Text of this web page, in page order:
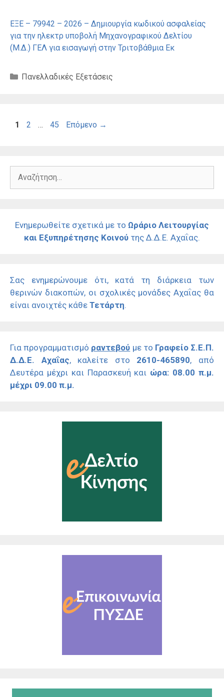
ΕΞΕ – 79942 – 2026 – Δημιουργία κωδικού ασφαλείας
για την ηλεκτρ υποβολή Μηχανογραφικού Δελτίου
(Μ.Δ.) ΓΕΛ για εισαγωγή στην Τριτοβάθμια Εκ
Κατηγορίες
Πανελλαδικές Εξετάσεις
Σελίδα
1 Σελίδα
2 … Σελίδα
45 Επόμενο →
Αναζήτηση
Ενημερωθείτε σχετικά με το Ωράριο Λειτουργίας
και Εξυπηρέτησης Κοινού της Δ.Δ.Ε. Αχαΐας.
Σας ενημερώνουμε ότι, κατά τη διάρκεια των
θερινών διακοπών, οι σχολικές μονάδες Αχαΐας θα
είναι ανοιχτές κάθε Τετάρτη.
Για προγραμματισμό ραντεβού με το Γραφείο Σ.Ε.Π.
Δ.Δ.Ε. Αχαΐας, καλείτε στο 2610-465890, από
Δευτέρα μέχρι και Παρασκευή και ώρα: 08.00 π.μ.
μέχρι 09.00 π.μ.